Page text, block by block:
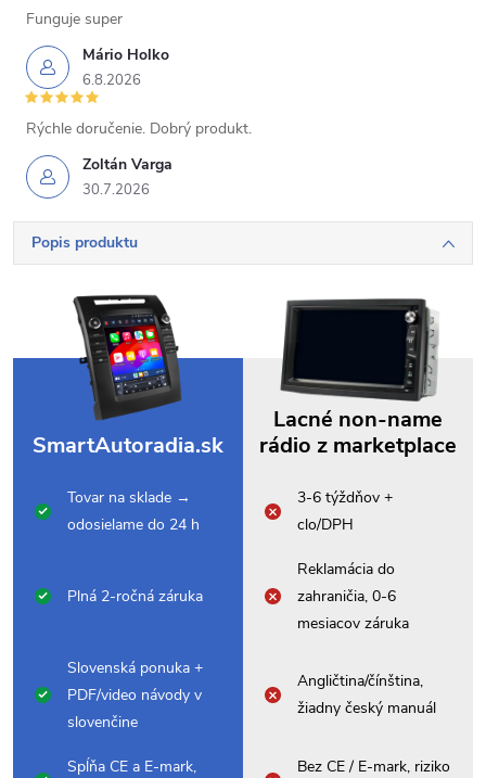
Mário Holko
6.8.2026
Funguje super
Zoltán Varga
30.7.2026
Rýchle doručenie. Dobrý produkt.
Popis produktu
SmartAutoradia.sk
Lacné non-name
rádio z marketplace
Tovar na sklade →
odosielame do 24 h
3-6 týždňov +
clo/DPH
Plná 2-ročná záruka
Reklamácia do
zahraničia, 0-6
mesiacov záruka
Slovenská ponuka +
PDF/video návody v
slovenčine
Angličtina/čínština,
žiadny český manuál
Spĺňa CE a E-mark,
Bez CE / E-mark, riziko